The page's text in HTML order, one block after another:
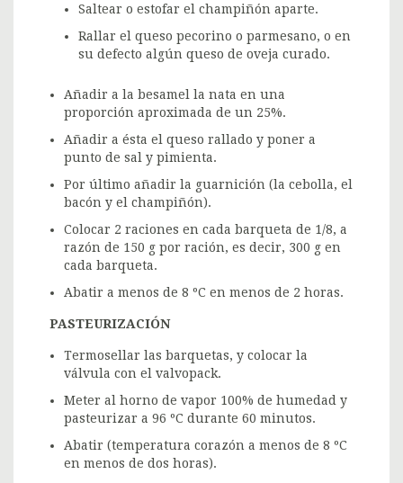
Saltear o estofar el champiñón aparte.
Rallar el queso pecorino o parmesano, o en
su defecto algún queso de oveja curado.
Añadir a la besamel la nata en una
proporción aproximada de un 25%.
Añadir a ésta el queso rallado y poner a
punto de sal y pimienta.
Por último añadir la guarnición (la cebolla, el
bacón y el champiñón).
Colocar 2 raciones en cada barqueta de 1/8, a
razón de 150 g por ración, es decir, 300 g en
cada barqueta.
Abatir a menos de 8 ºC en menos de 2 horas.
PASTEURIZACIÓN
Termosellar las barquetas, y colocar la
válvula con el valvopack.
Meter al horno de vapor 100% de humedad y
pasteurizar a 96 ºC durante 60 minutos.
Abatir (temperatura corazón a menos de 8 ºC
en menos de dos horas).